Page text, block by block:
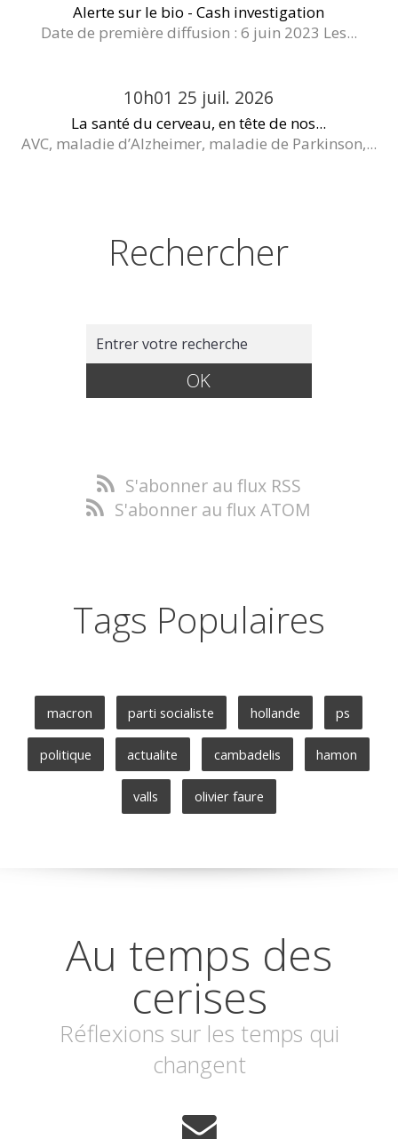
Alerte sur le bio - Cash investigation
Date de première diffusion : 6 juin 2023 Les...
10h01 25 juil. 2026
La santé du cerveau, en tête de nos...
AVC, maladie d’Alzheimer, maladie de Parkinson,...
Rechercher
S'abonner au flux RSS
S'abonner au flux ATOM
Tags Populaires
macron parti socialiste hollande ps
politique actualite cambadelis hamon
valls olivier faure
Au temps des
cerises
Réflexions sur les temps qui
changent